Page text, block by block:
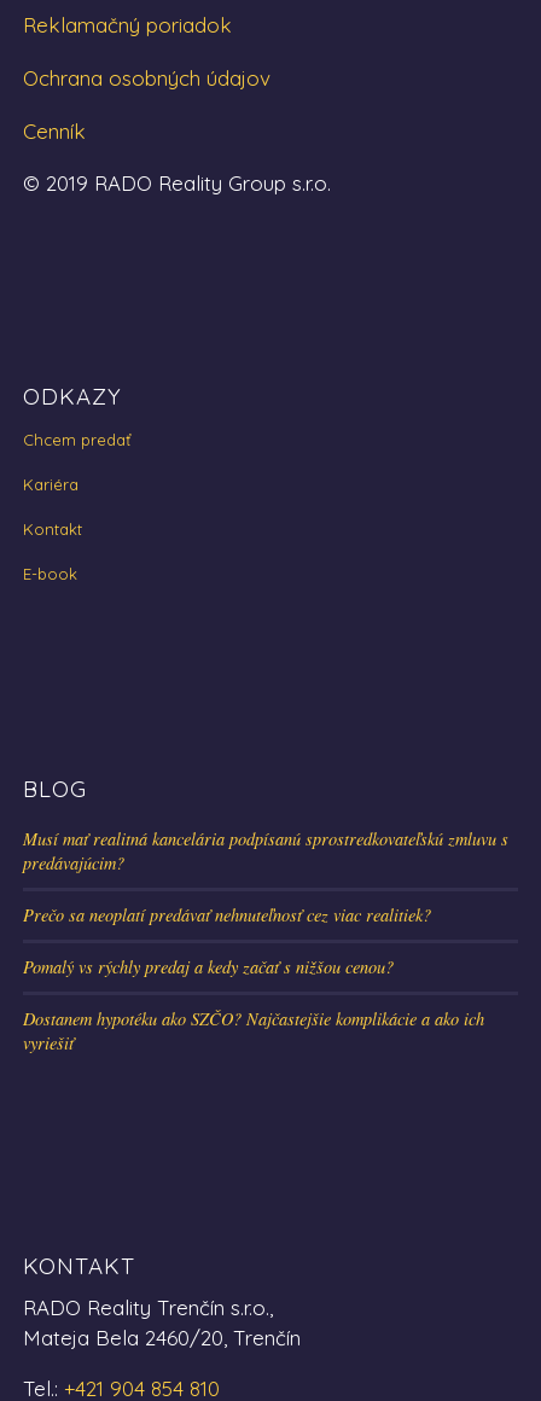
Reklamačný poriadok
Ochrana osobných údajov
Cenník
© 2019 RADO Reality Group s.r.o.
ODKAZY
Chcem predať
Kariéra
Kontakt
E-book
BLOG
Musí mať realitná kancelária podpísanú sprostredkovateľskú zmluvu s
predávajúcim?
Prečo sa neoplatí predávať nehnuteľnosť cez viac realitiek?
Pomalý vs rýchly predaj a kedy začať s nižšou cenou?
Dostanem hypotéku ako SZČO? Najčastejšie komplikácie a ako ich
vyriešiť
KONTAKT
RADO Reality Trenčín s.r.o.,
Mateja Bela 2460/20, Trenčín
Tel.: +421 904 854 810